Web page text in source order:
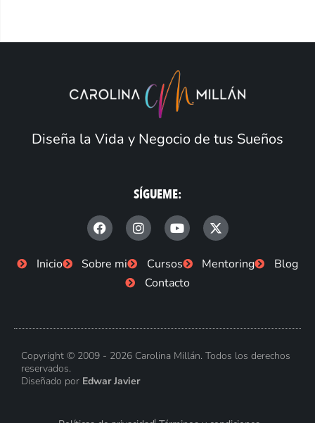
Diseña la Vida y Negocio de tus Sueños
SÍGUEME:
F
a
c
e
b
I
n
s
Y
o
u
t
u
b
X
-
t
w
i
Inicio Sobre mi Cursos Mentoring
Blog
Contacto
Copyright © 2009 - 2026 Carolina Millán. Todos los derechos
reservados.
Diseñado por Edwar Javier